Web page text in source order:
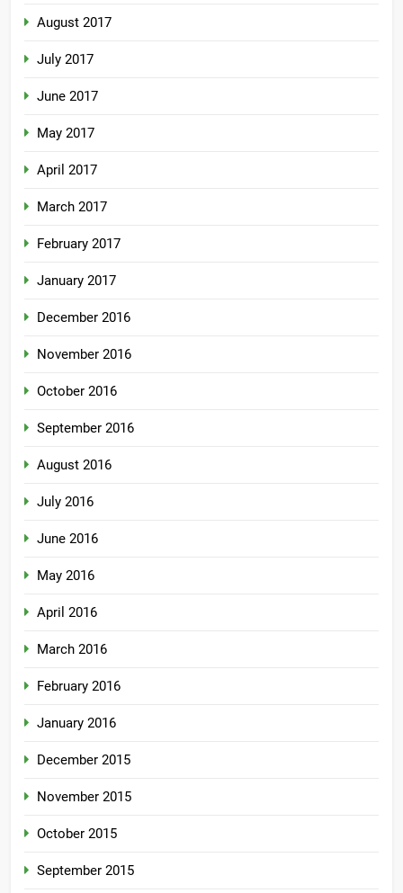
August 2017
July 2017
June 2017
May 2017
April 2017
March 2017
February 2017
January 2017
December 2016
November 2016
October 2016
September 2016
August 2016
July 2016
June 2016
May 2016
April 2016
March 2016
February 2016
January 2016
December 2015
November 2015
October 2015
September 2015